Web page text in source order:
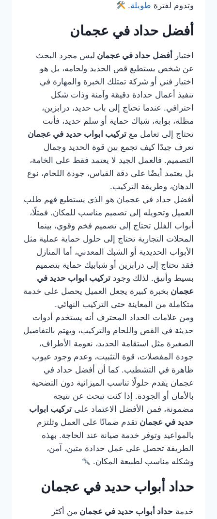
وتدوم لفترة طويلة.
أفضل حداد في عجمان
اختيار أفضل حداد في عجمان ليس مجرد البحث
عن شخص يستطيع قص الحديد ولحامه، بل هو
اختيار فني أو شركة تمتلك الخبرة والمهارة في
تنفيذ أعمال حدادة دقيقة وآمنة وذات شكل
احترافي. عندما تحتاج إلى باب حديد، درابزين،
مظلة، بوابة، شباك حماية أو سلم حديد، فأنت
تحتاج إلى تعامل مع تركيب ابواب حديد في عجمان
تعرف جيدًا كيف تجمع بين قوة الحديد وجمال
التصميم. فالعمل الجيد لا يعتمد فقط على الخامة،
بل يعتمد أيضًا على دقة القياس، جودة اللحام، نوع
الدهان، وطريقة التركيب.
أفضل حداد في عجمان هو الذي يستطيع فهم طلب
العميل وتحويله إلى تصميم مناسب للمكان. فمثلًا،
أبواب الفلل تحتاج إلى تصميم فخم وقوي، بينما
المحلات التجارية تحتاج إلى حلول حماية عملية مثل
الأبواب الحديدية أو الشبك المعدني، أما المنازل
فقد تحتاج إلى درابزين أو شبابيك حماية بتصميم
بسيط وأنيق. لذلك وجود تركيب ابواب حديد في
عجمان بخبرة كبيرة يجعل العميل يحصل على خدمة
متكاملة من المعاينة حتى التركيب النهائي.
ومن علامات الحداد المحترف أنه يستخدم أدوات
حديثة في القص واللحام والتركيب، ويهتم بالتفاصيل
الصغيرة مثل استقامة الحديد، نعومة الأطراف،
جودة المفصلات، قوة التثبيت، وعدم وجود عيوب
ظاهرة في التشطيب. كما أن أفضل حداد في
عجمان يقدم حلولًا تناسب الميزانية دون التضحية
بالأمان أو الجودة. إذا كنت تبحث عن نتيجة
مضمونة، فمن الأفضل الاعتماد على تركيب ابواب
حديد في عجمان تقدم ضمانًا على العمل وتلتزم
بالمواعيد وتوفر خدمة صيانة عند الحاجة. بهذه
الطريقة تحصل على عمل حدادة متين، آمن،
وشكله مناسب لطبيعة المكان.
حداد أبواب حديد في عجمان
خدمة حداد أبواب حديد في عجمان من أكثر